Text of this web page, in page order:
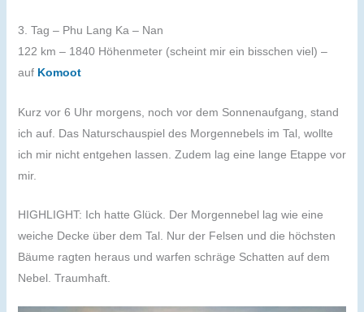
3. Tag – Phu Lang Ka – Nan
122 km – 1840 Höhenmeter (scheint mir ein bisschen viel) –
auf Komoot
Kurz vor 6 Uhr morgens, noch vor dem Sonnenaufgang, stand
ich auf. Das Naturschauspiel des Morgennebels im Tal, wollte
ich mir nicht entgehen lassen. Zudem lag eine lange Etappe vor
mir.
HIGHLIGHT: Ich hatte Glück. Der Morgennebel lag wie eine
weiche Decke über dem Tal. Nur der Felsen und die höchsten
Bäume ragten heraus und warfen schräge Schatten auf dem
Nebel. Traumhaft.